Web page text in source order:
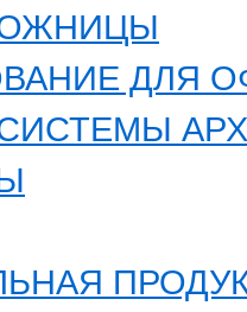
ДЛЯ